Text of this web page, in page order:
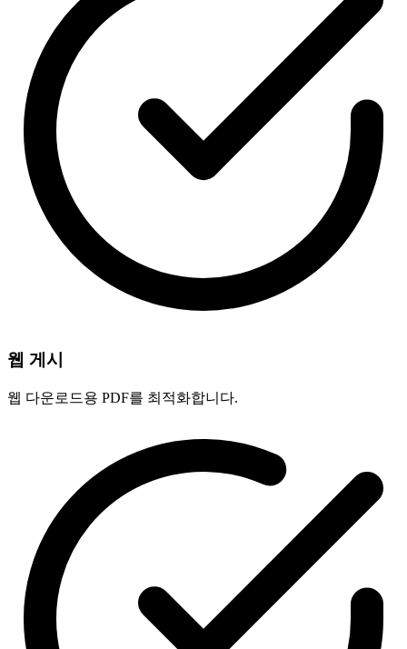
웹 게시
웹 다운로드용 PDF를 최적화합니다.